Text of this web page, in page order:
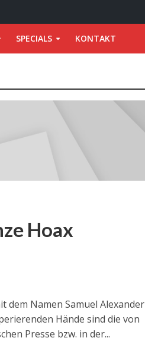
SPECIALS KONTAKT
Hoax
dem Namen Samuel Alexander
Hände sind die von
Presse bzw. in der...